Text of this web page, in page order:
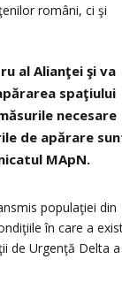
români, ci şi
al Alianţei şi va
spaţiului
necesare
de apărare
MApN.
populaţiei din
în care a
de Urgenţă Delta a